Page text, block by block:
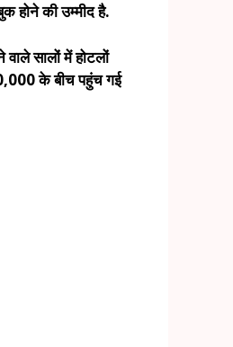
होने की उम्मीद है.
सालों में होटलों
के बीच पहुंच गई